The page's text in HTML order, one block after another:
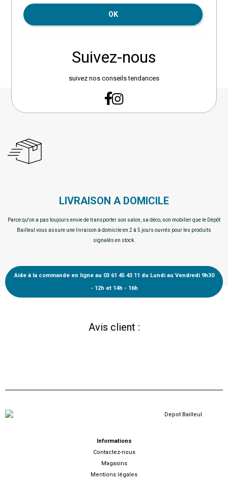
OK
Suivez-nous
suivez nos conseils tendances
LIVRAISON A DOMICILE
Parce qu'on a pas toujours envie de transporter son salon, sa déco, son mobilier que le Dépôt
Bailleul vous assure une livraison à domicile en 2 à 5 jours ouvrés pour les produits
signalés en stock.
Aide à la commande en ligne au 03 61 45 43 11 du Lundi au Vendredi 9h30
- 12h et 14h - 16h
Avis client :
Informations
Contactez-nous
Magasins
Mentions légales